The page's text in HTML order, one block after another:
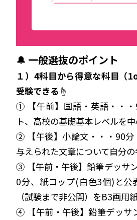
🔔 一般選抜のポイント
１）4科目から得意な科目（
受験できる☝️
① 【午前】国語・英語・・
ト、高校の基礎基本レベルを
② 【午後】小論文・・・90分
与えられた文章について自分
③ 【午前・午後】鉛筆デッサ
0分、紙コップ(白色3個)と公
（試験まで非公開）をB3画用
④ 【午前・午後】鉛筆デッサ